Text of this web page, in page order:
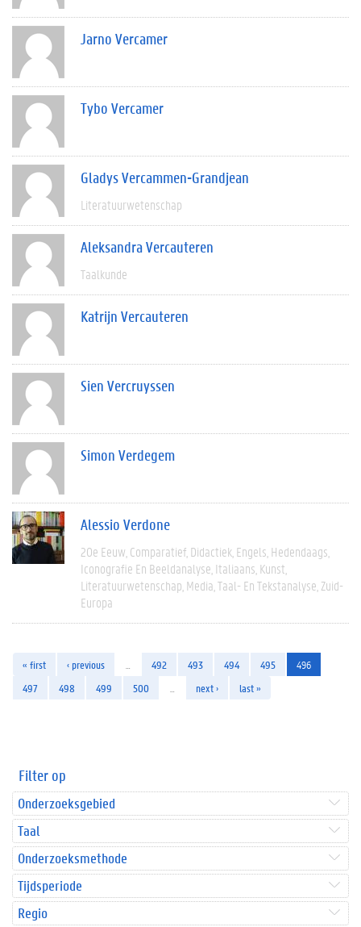
Jarno Vercamer
Tybo Vercamer
Gladys Vercammen-Grandjean
Literatuurwetenschap
Aleksandra Vercauteren
Taalkunde
Katrijn Vercauteren
Sien Vercruyssen
Simon Verdegem
Alessio Verdone
20e Eeuw Comparatief Didactiek Engels Hedendaags
Iconografie En Beeldanalyse Italiaans Kunst
Literatuurwetenschap Media Taal- En Tekstanalyse Zuid-
Europa
« first ‹ previous 492 493 494 495
496
497
498 499 500 next › last »
Filter op
Onderzoeksgebied
Taal
Onderzoeksmethode
Tijdsperiode
Regio